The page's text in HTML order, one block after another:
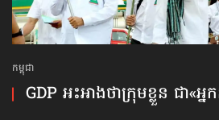
កម្ពុជា
GDP អះអាងថា​ក្រុមខ្លួន ជា«